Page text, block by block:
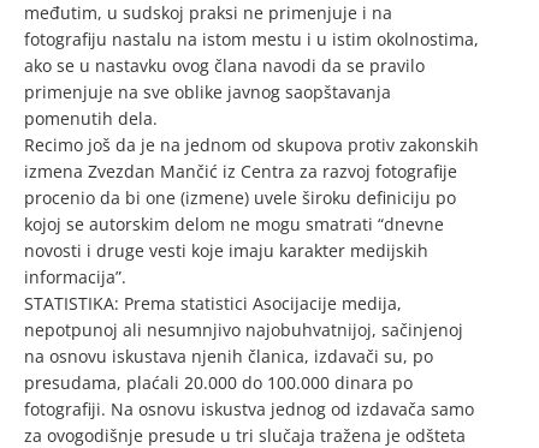
međutim, u sudskoj praksi ne primenjuje i na
fotografiju nastalu na istom mestu i u istim okolnostima,
ako se u nastavku ovog člana navodi da se pravilo
primenjuje na sve oblike javnog saopštavanja
pomenutih dela.
Recimo još da je na jednom od skupova protiv zakonskih
izmena Zvezdan Mančić iz Centra za razvoj fotografije
procenio da bi one (izmene) uvele široku definiciju po
kojoj se autorskim delom ne mogu smatrati “dnevne
novosti i druge vesti koje imaju karakter medijskih
informacija”.
STATISTIKA: Prema statistici Asocijacije medija,
nepotpunoj ali nesumnjivo najobuhvatnijoj, sačinjenoj
na osnovu iskustava njenih članica, izdavači su, po
presudama, plaćali 20.000 do 100.000 dinara po
fotografiji. Na osnovu iskustva jednog od izdavača samo
za ovogodišnje presude u tri slučaja tražena je odšteta